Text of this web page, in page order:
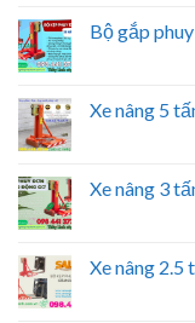
Bộ gắp
Xe nâng 5
Xe nâng 3
Xe nâng 2.5